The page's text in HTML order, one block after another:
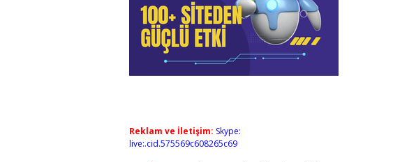
Reklam ve İletişim: Skype:
live:.cid.575569c608265c69